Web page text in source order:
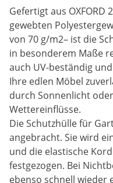
Gefertigt aus OXFORD
gewebten
von 70 g/m2– ist die
in besonderem Maße
auch UV-beständig
Ihre edlen Möbel
durch Sonnenlicht
Wettereinflüsse.
Die Schutzhülle für
angebracht. Sie wird
und die elastische
festgezogen. Bei
ebenso schnell wieder